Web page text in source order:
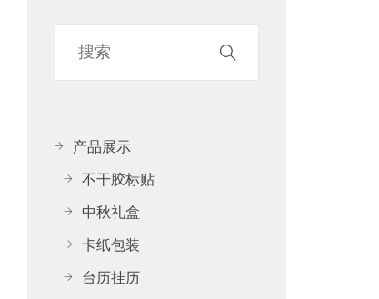
产品展示
不干胶标贴
中秋礼盒
卡纸包装
台历挂历